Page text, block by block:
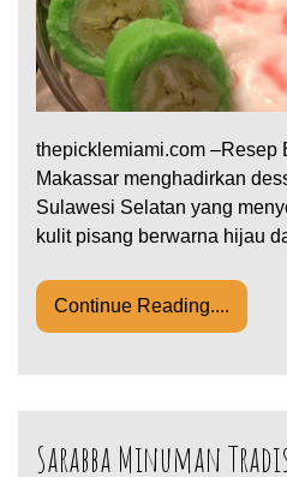
thepicklemiami.com –Resep
Makassar menghadirkan
Sulawesi Selatan yang
kulit pisang berwarna hijau
Continue Reading....
Sarabba Minuman